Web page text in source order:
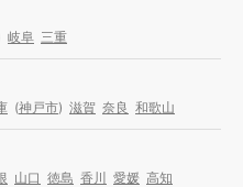
岐阜 三重
(神戸市) 滋賀 奈良 和歌山
山口 徳島 香川 愛媛 高知